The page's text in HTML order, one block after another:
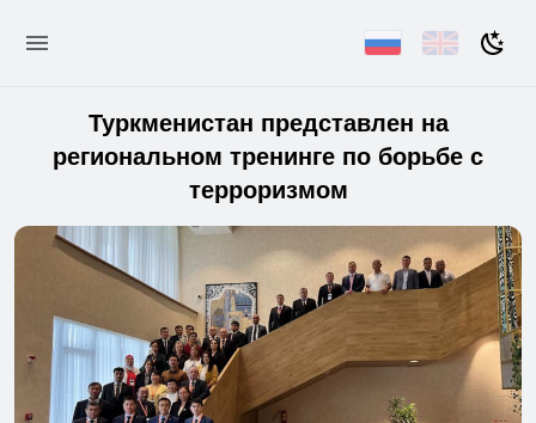
Туркменистан представлен на
региональном тренинге по борьбе с
терроризмом